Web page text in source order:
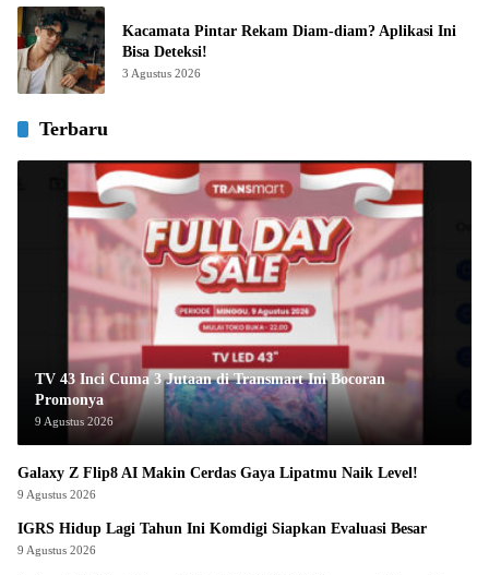
Kacamata Pintar Rekam Diam-diam? Aplikasi Ini
Bisa Deteksi!
3 Agustus 2026
Terbaru
TV 43 Inci Cuma 3 Jutaan di Transmart Ini Bocoran
Promonya
9 Agustus 2026
Galaxy Z Flip8 AI Makin Cerdas Gaya Lipatmu Naik Level!
9 Agustus 2026
IGRS Hidup Lagi Tahun Ini Komdigi Siapkan Evaluasi Besar
9 Agustus 2026